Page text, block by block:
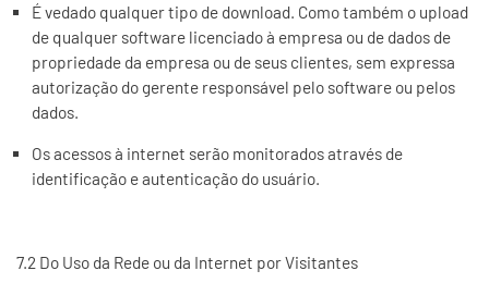
É vedado qualquer tipo de download. Como também o upload
de qualquer software licenciado à empresa ou de dados de
propriedade da empresa ou de seus clientes, sem expressa
autorização do gerente responsável pelo software ou pelos
dados.
Os acessos à internet serão monitorados através de
identificação e autenticação do usuário.
7.2 Do Uso da Rede ou da Internet por Visitantes